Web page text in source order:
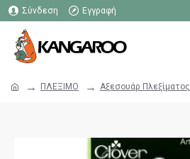
Σύνδεση Εγγραφή
ΠΛΕΞΙΜΟ Αξεσουάρ Πλεξίματος